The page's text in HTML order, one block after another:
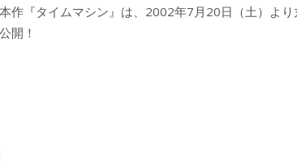
作『タイムマシン』は、2002年7月20日（土）よ
開！